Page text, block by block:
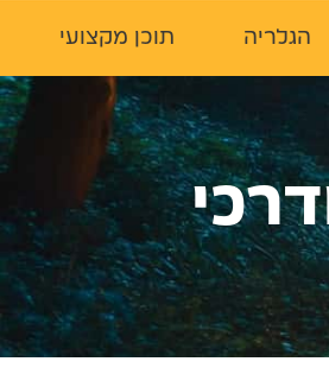
הגלריה תוכן מקצועי